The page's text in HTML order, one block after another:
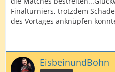
Finalturniers, trotzdem
des Vortages anknüpfen
EisbeinundBohn